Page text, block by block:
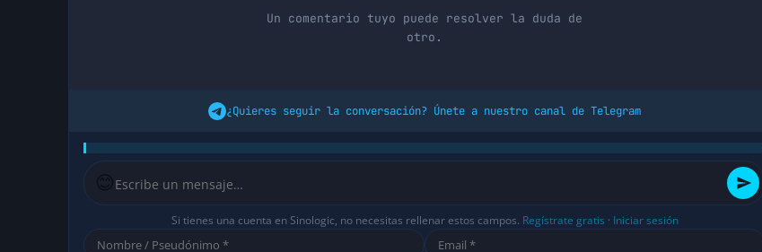
Un comentario tuyo puede resolver la duda de
otro.
¿Quieres seguir la conversación? Únete a nuestro canal de Telegram
😊
Si tienes una cuenta en Sinologic, no necesitas rellenar estos campos. Regístrate gratis · Iniciar sesión